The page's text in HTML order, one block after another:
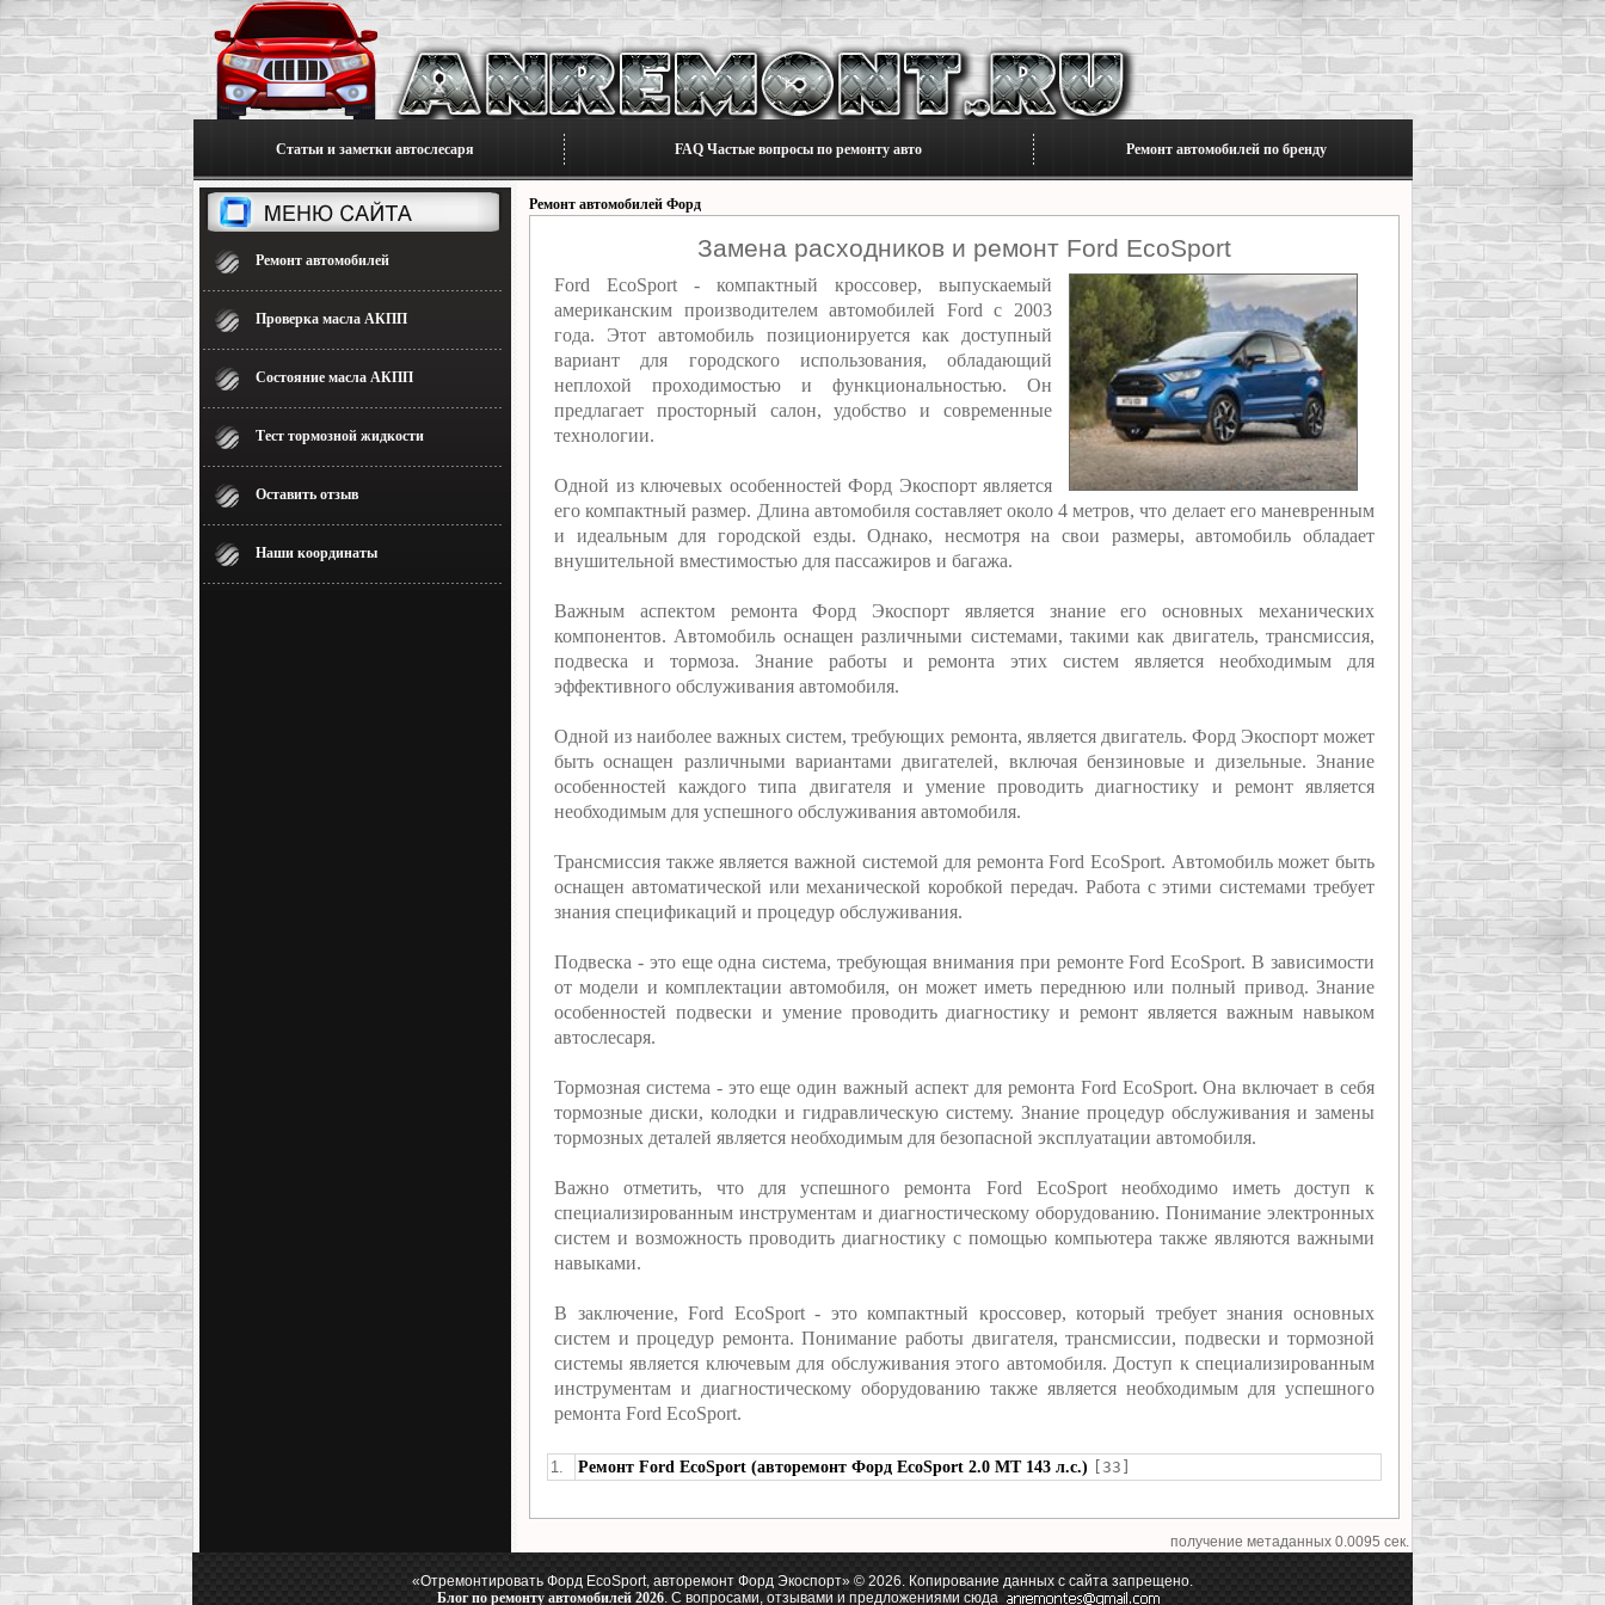
Статьи и заметки автослесаря FAQ Частые вопросы по ремонту авто Ремонт автомобилей по бренду
Ремонт автомобилей
Проверка масла АКПП
Состояние масла АКПП
Тест тормозной жидкости
Оставить отзыв
Наши координаты
Ремонт автомобилей Форд
Замена расходников и ремонт Ford EcoSport
Ford EcoSport - компактный кроссовер, выпускаемый
американским производителем автомобилей Ford с 2003
года. Этот автомобиль позиционируется как доступный
вариант для городского использования, обладающий
неплохой проходимостью и функциональностью. Он
предлагает просторный салон, удобство и современные
технологии.
Одной из ключевых особенностей Форд Экоспорт является
его компактный размер. Длина автомобиля составляет около 4 метров, что делает его маневренным
и идеальным для городской езды. Однако, несмотря на свои размеры, автомобиль обладает
внушительной вместимостью для пассажиров и багажа.
Важным аспектом ремонта Форд Экоспорт является знание его основных механических
компонентов. Автомобиль оснащен различными системами, такими как двигатель, трансмиссия,
подвеска и тормоза. Знание работы и ремонта этих систем является необходимым для
эффективного обслуживания автомобиля.
Одной из наиболее важных систем, требующих ремонта, является двигатель. Форд Экоспорт может
быть оснащен различными вариантами двигателей, включая бензиновые и дизельные. Знание
особенностей каждого типа двигателя и умение проводить диагностику и ремонт является
необходимым для успешного обслуживания автомобиля.
Трансмиссия также является важной системой для ремонта Ford EcoSport. Автомобиль может быть
оснащен автоматической или механической коробкой передач. Работа с этими системами требует
знания спецификаций и процедур обслуживания.
Подвеска - это еще одна система, требующая внимания при ремонте Ford EcoSport. В зависимости
от модели и комплектации автомобиля, он может иметь переднюю или полный привод. Знание
особенностей подвески и умение проводить диагностику и ремонт является важным навыком
автослесаря.
Тормозная система - это еще один важный аспект для ремонта Ford EcoSport. Она включает в себя
тормозные диски, колодки и гидравлическую систему. Знание процедур обслуживания и замены
тормозных деталей является необходимым для безопасной эксплуатации автомобиля.
Важно отметить, что для успешного ремонта Ford EcoSport необходимо иметь доступ к
специализированным инструментам и диагностическому оборудованию. Понимание электронных
систем и возможность проводить диагностику с помощью компьютера также являются важными
навыками.
В заключение, Ford EcoSport - это компактный кроссовер, который требует знания основных
систем и процедур ремонта. Понимание работы двигателя, трансмиссии, подвески и тормозной
системы является ключевым для обслуживания этого автомобиля. Доступ к специализированным
инструментам и диагностическому оборудованию также является необходимым для успешного
ремонта Ford EcoSport.
1. Ремонт Ford EcoSport (авторемонт Форд EcoSport 2.0 MT 143 л.с.) [33]
получение метаданных 0.0095 сек.
«Отремонтировать Форд EcoSport, авторемонт Форд Экоспорт» © 2026. Копирование данных с сайта запрещено.
Блог по ремонту автомобилей 2026. С вопросами, отзывами и предложениями сюда